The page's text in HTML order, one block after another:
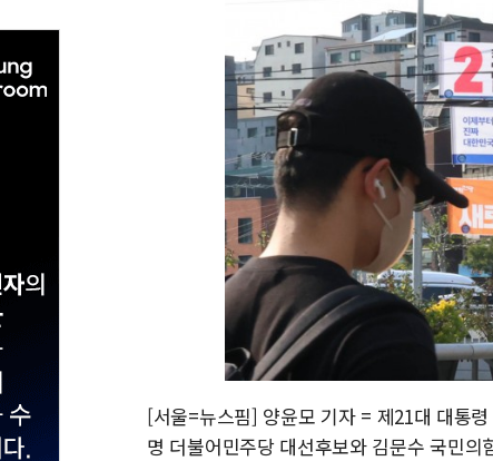
[서울=뉴스핌] 양윤모 기자 = 제21대 대통
명 더불어민주당 대선후보와 김문수 국민